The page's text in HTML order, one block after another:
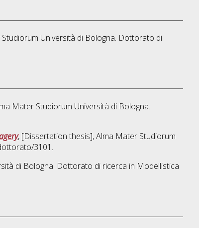
Università di Bologna. Dottorato di
Mater Studiorum Università di Bologna.
, [Dissertation thesis], Alma Mater Studiorum
3101.
di Bologna. Dottorato di ricerca in Modellistica